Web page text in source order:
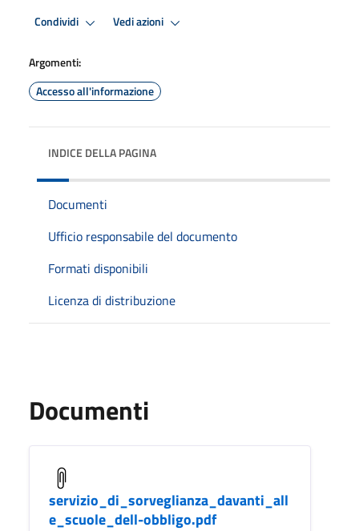
Condividi Vedi azioni
Argomenti:
Accesso all'informazione
INDICE DELLA PAGINA
Documenti
Ufficio responsabile del documento
Formati disponibili
Licenza di distribuzione
Documenti
servizio_di_sorveglianza_davanti_all
e_scuole_dell-obbligo.pdf